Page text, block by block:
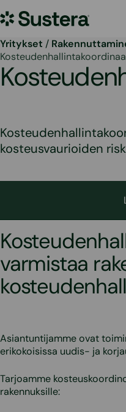
sisältöön
Sustera
Yritykset /
kosteusvaurioiden
varmistaa
Asiantuntijamme ovat
erikokoisissa uudis- ja
Tarjoamme
rakennuksille: